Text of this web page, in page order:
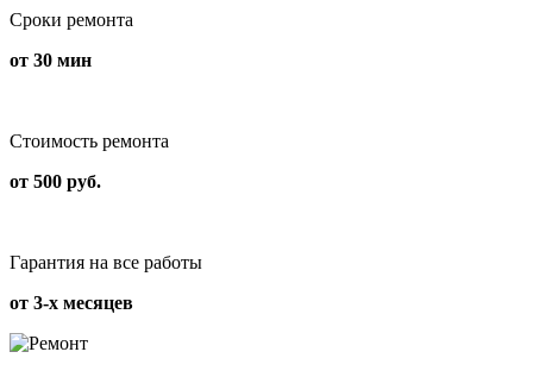
Сроки ремонта
от 30 мин
Стоимость ремонта
от 500 руб.
Гарантия на все работы
от 3-х месяцев